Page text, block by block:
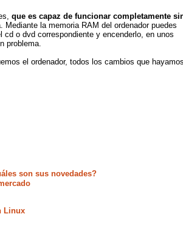
que es capaz de funcionar completamente
Mediante la memoria RAM del ordenador puedes
o dvd correspondiente y encenderlo, en unos
problema.
el ordenador, todos los cambios que hayamos
son sus novedades?
Linux